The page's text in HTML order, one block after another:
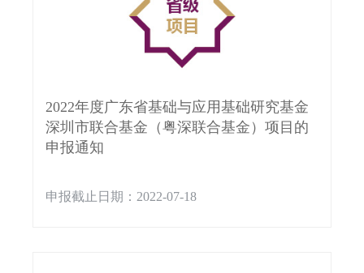
2022年度广东省基础与应用基础研究基金
深圳市联合基金（粤深联合基金）项目的
申报通知
申报截止日期：2022-07-18